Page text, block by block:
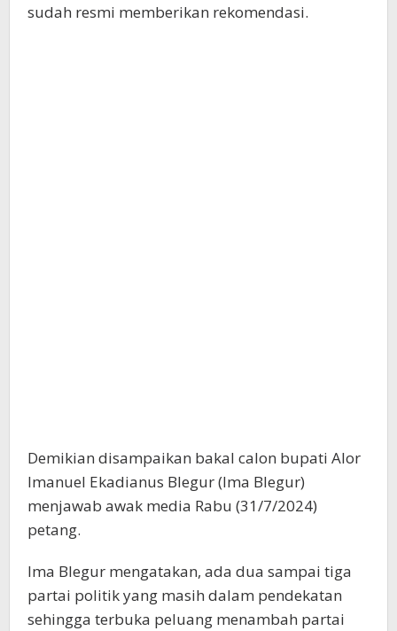
sudah resmi memberikan rekomendasi.
Demikian disampaikan bakal calon bupati Alor
Imanuel Ekadianus Blegur (Ima Blegur)
menjawab awak media Rabu (31/7/2024)
petang.
Ima Blegur mengatakan, ada dua sampai tiga
partai politik yang masih dalam pendekatan
sehingga terbuka peluang menambah partai